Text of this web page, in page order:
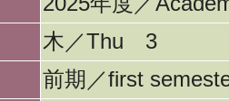
木／Thu 3
前期／first